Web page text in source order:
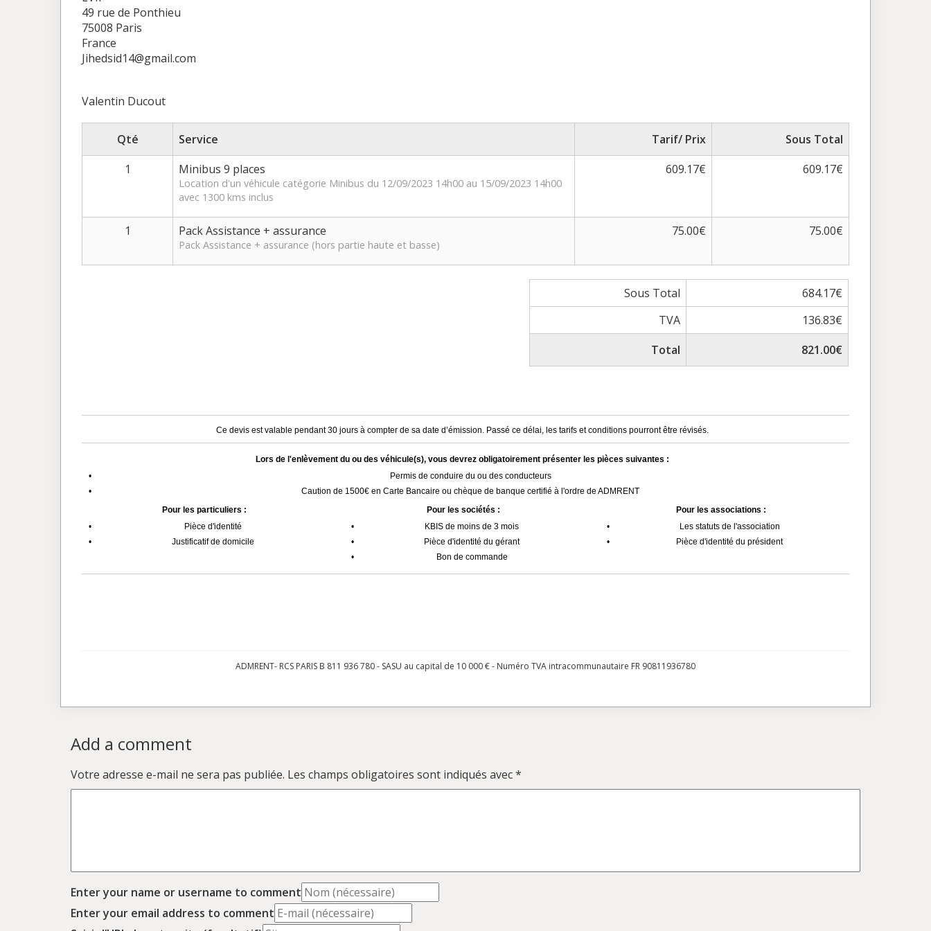
49 rue de Ponthieu
75008 Paris
France
Jihedsid14@gmail.com
Valentin Ducout
Qté Service Tarif/ Prix
Sous Total
1
Minibus 9 places
Location d'un véhicule catégorie Minibus du 12/09/2023 14h00 au 15/09/2023 14h00
avec 1300 kms inclus
609.17€ 609.17€
1 Pack Assistance + assurance
Pack Assistance + assurance (hors partie haute et basse)
75.00€ 75.00€
Sous Total
684.17€
TVA
136.83€
Total
821.00€
Ce devis est valable pendant 30 jours à compter de sa date d’émission. Passé ce délai, les tarifs et conditions pourront être révisés.
Lors de l'enlèvement du ou des véhicule(s), vous devrez obligatoirement présenter les pièces suivantes :
•
Permis de conduire du ou des conducteurs
•
Caution de 1500€ en Carte Bancaire ou chèque de banque certifié à l'ordre de ADMRENT
Pour les particuliers :
•
Pièce d'identité
•
Justificatif de domicile
Pour les sociétés :
•
KBIS de moins de 3 mois
•
Pièce d'identité du gérant
•
Bon de commande
Pour les associations :
•
Les statuts de l'association
•
Pièce d'identité du président
ADMRENT- RCS PARIS B 811 936 780 - SASU au capital de 10 000 € - Numéro TVA intracommunautaire FR 90811936780
Add a comment
Votre adresse e-mail ne sera pas publiée. Les champs obligatoires sont indiqués avec*
Enter your name or username to comment
Enter your email address to comment